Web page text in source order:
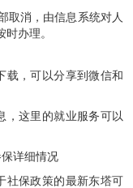
取消，由信息系统对人
办理。
载，可以分享到微信和
，这里的就业服务可以
详细情况
社保政策的最新东塔可